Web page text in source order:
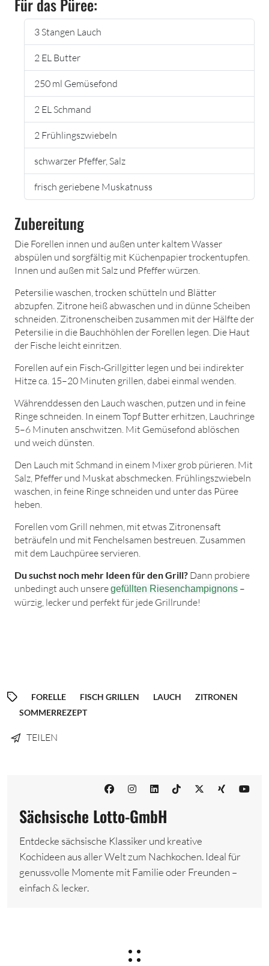
Für das Püree:
3 Stangen Lauch
2 EL Butter
250 ml Gemüsefond
2 EL Schmand
2 Frühlingszwiebeln
schwarzer Pfeffer, Salz
frisch geriebene Muskatnuss
Zubereitung
Die Forellen innen und außen unter kaltem Wasser
abspülen und sorgfältig mit Küchenpapier trockentupfen.
Innen und außen mit Salz und Pfeffer würzen.
Petersilie waschen, trocken schütteln und Blätter
abzupfen. Zitrone heiß abwaschen und in dünne Scheiben
schneiden. Zitronenscheiben zusammen mit der Hälfte der
Petersilie in die Bauchhöhlen der Forellen legen. Die Haut
der Fische leicht einritzen.
Forellen auf ein Fisch-Grillgitter legen und bei indirekter
Hitze ca. 15–20 Minuten grillen, dabei einmal wenden.
Währenddessen den Lauch waschen, putzen und in feine
Ringe schneiden. In einem Topf Butter erhitzen, Lauchringe
5–6 Minuten anschwitzen. Mit Gemüsefond ablöschen
und weich dünsten.
Den Lauch mit Schmand in einem Mixer grob pürieren. Mit
Salz, Pfeffer und Muskat abschmecken. Frühlingszwiebeln
waschen, in feine Ringe schneiden und unter das Püree
heben.
Forellen vom Grill nehmen, mit etwas Zitronensaft
beträufeln und mit Fenchelsamen bestreuen. Zusammen
mit dem Lauchpüree servieren.
Du suchst noch mehr Ideen für den Grill? Dann probiere
unbedingt auch unseregefüllten Riesenchampignons –
würzig, lecker und perfekt für jede Grillrunde!
FORELLE FISCH GRILLEN LAUCH
ZITRONEN
SOMMERREZEPT
TEILEN
Sächsische Lotto-GmbH
Entdecke sächsische Klassiker und kreative
Kochideen aus aller Welt zum Nachkochen. Ideal für
genussvolle Momente mit Familie oder Freunden –
einfach & lecker.